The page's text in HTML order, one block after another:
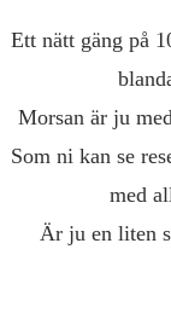
Ett nätt gäng på
Morsan är ju
Som ni kan se
med
Är ju en liten